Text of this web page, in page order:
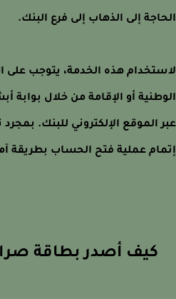
إلى الذهاب إلى فرع البنك.
هذه الخدمة، يتوجب على
أو الإقامة من خلال بوابة
الموقع الإلكتروني للبنك. بمجرد
عملية فتح الحساب بطريقة
كيف أصدر بطاقة